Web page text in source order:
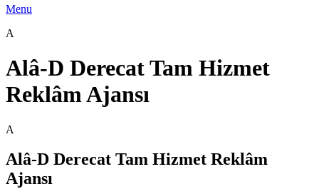
Menu
A
Alâ-D Derecat Tam Hizmet
Reklâm Ajansı
A
Alâ-D Derecat Tam Hizmet Reklâm
Ajansı